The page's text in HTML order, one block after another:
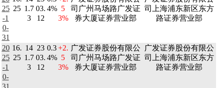
25
-1
0-
31
25 1.7
3
03.
12
4% 5
3%
司广州马场路广发证
券大厦证券营业部
司上海浦东新区东方
路证券营业部
20
25
-1
0-
31
16.
25
14
1.7
3
23
03.
12
0.3
4%
+2.
5
3%
广发证券股份有限公
司广州马场路广发证
券大厦证券营业部
广发证券股份有限公
司上海浦东新区东方
路证券营业部